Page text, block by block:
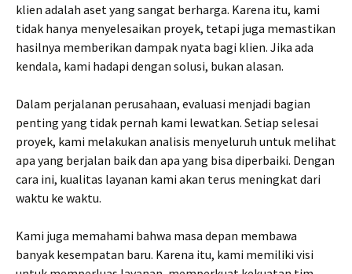
klien adalah aset yang sangat berharga. Karena itu, kami
tidak hanya menyelesaikan proyek, tetapi juga memastikan
hasilnya memberikan dampak nyata bagi klien. Jika ada
kendala, kami hadapi dengan solusi, bukan alasan.
Dalam perjalanan perusahaan, evaluasi menjadi bagian
penting yang tidak pernah kami lewatkan. Setiap selesai
proyek, kami melakukan analisis menyeluruh untuk melihat
apa yang berjalan baik dan apa yang bisa diperbaiki. Dengan
cara ini, kualitas layanan kami akan terus meningkat dari
waktu ke waktu.
Kami juga memahami bahwa masa depan membawa
banyak kesempatan baru. Karena itu, kami memiliki visi